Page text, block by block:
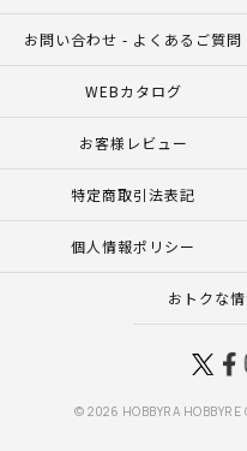
お問い合わせ - よくあるご質問
WEBカタログ
お客様レビュー
特定商取引法表記
個人情報ポリシー
おトクな
© 2026 HOBBYRA